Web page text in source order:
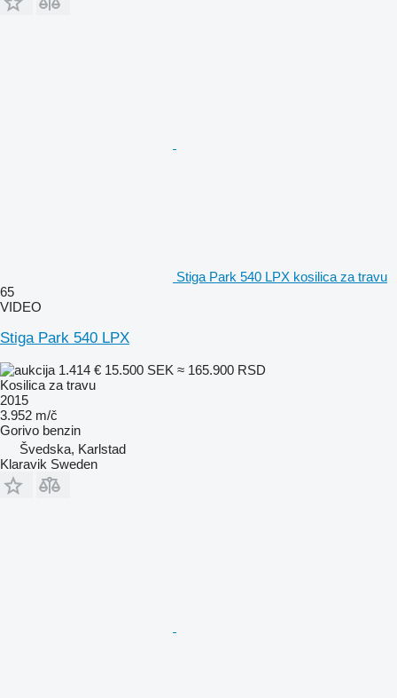
Stiga Park 540 LPX kosilica za travu
65
VIDEO
Stiga Park 540 LPX
1.414 € 15.500 SEK ≈ 165.900 RSD
Kosilica za travu
2015
3.952 m/č
Gorivo benzin
Švedska, Karlstad
Klaravik Sweden